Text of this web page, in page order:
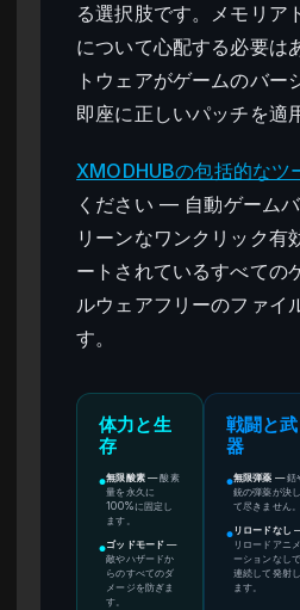
る選択肢です。メモリア
について心配する必要は
トウェアがゲームのバー
即座に正しいパッチを適
XMODHUBの包括的なツ
ください — 自動ゲーム
リーンなワンクリック有
ートされているすべての
ルウェアフリーのファイ
す。
体力と生
存
●無限酸素—酸素
量を永久に
100%に固定し
ます。
●ゴッドモード —
敵やハザードか
らのすべてのダ
メージを防ぎま
す。
戦闘と武
器
●無限弾薬 —銛
銃の弾薬が決し
て尽きません。
●リロードなし
リロードアニメ
ーションなしで
連続して発射し
ます。